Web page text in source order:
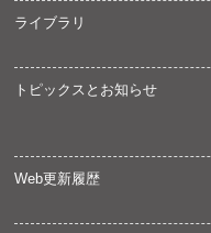
ライブラリ
トピックスとお知らせ
Web更新履歴